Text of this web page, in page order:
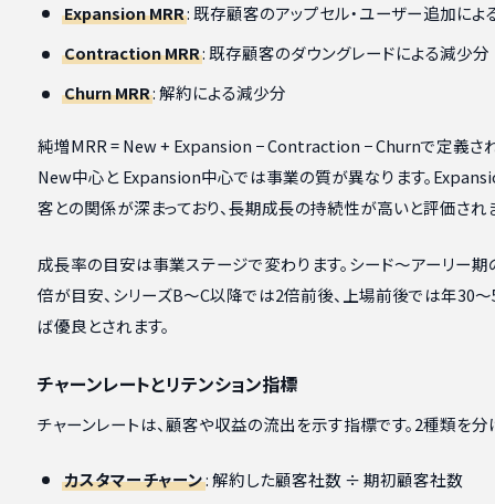
Expansion MRR: 既存顧客のアップセル・ユーザー追加によ
Contraction MRR: 既存顧客のダウングレードによる減少分
Churn MRR: 解約による減少分
純増MRR = New + Expansion − Contraction − Churnで定義され
New中心と Expansion中心では事業の質が異なります。
客との関係が深まっており、長期成長の持続性が高いと評価され
成長率の目安は事業ステージで変わります。シード〜アーリー
倍が目安、シリーズB〜C以降では2倍前後、上場前後では年30
ば優良とされます。
チャーンレートとリテンション指標
チャーンレートは、顧客や収益の流出を示す指標です。2種類を
カスタマーチャーン: 解約した顧客社数 ÷ 期初顧客社数